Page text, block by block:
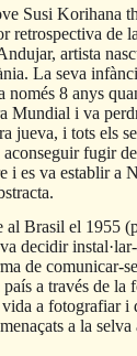
Susi Korihana
retrospectiva de
artista
La seva
només 8 anys
Mundial i va
jueva, i tots els
fugir
i es va establir a
al Brasil el 1955
decidir
de comunicar-
a través de la
a fotografiar i
a la selva